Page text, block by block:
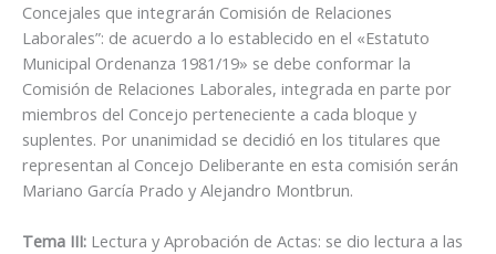
Concejales que integrarán Comisión de Relaciones
Laborales”: de acuerdo a lo establecido en el «Estatuto
Municipal Ordenanza 1981/19» se debe conformar la
Comisión de Relaciones Laborales, integrada en parte por
miembros del Concejo perteneciente a cada bloque y
suplentes. Por unanimidad se decidió en los titulares que
representan al Concejo Deliberante en esta comisión serán
Mariano García Prado y Alejandro Montbrun.
Tema III: Lectura y Aprobación de Actas: se dio lectura a las